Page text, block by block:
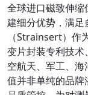
全球进口磁致伸
建细分优势，满
（Strainsert）作
变片封装专利技
空航天、军工、
值并非单纯的品